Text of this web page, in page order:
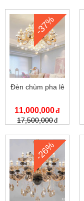
-37%
Đèn chùm pha lê
11,000,000
17,500,000
-26%